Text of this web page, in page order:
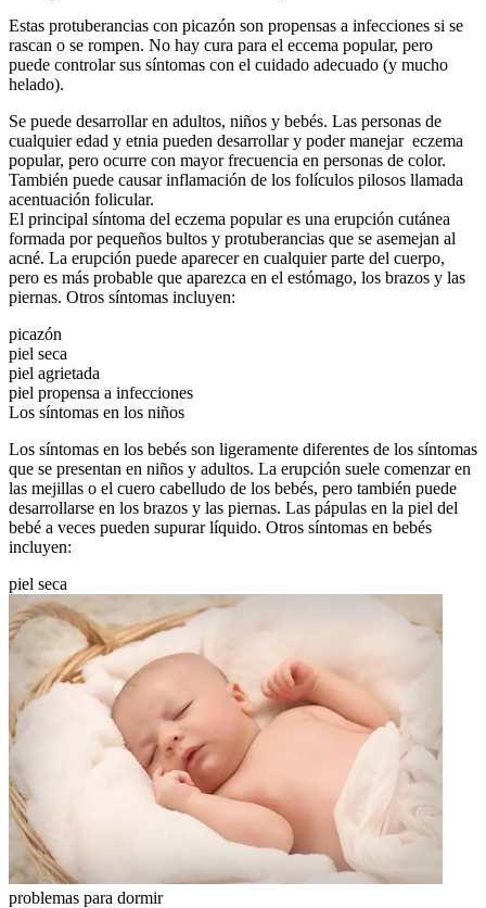
Estas protuberancias con picazón son propensas a infecciones si se
rascan o se rompen. No hay cura para el eccema popular, pero
puede controlar sus síntomas con el cuidado adecuado (y mucho
helado).
Se puede desarrollar en adultos, niños y bebés. Las personas de
cualquier edad y etnia pueden desarrollar y poder manejar eczema
popular, pero ocurre con mayor frecuencia en personas de color.
También puede causar inflamación de los folículos pilosos llamada
acentuación folicular.
El principal síntoma del eczema popular es una erupción cutánea
formada por pequeños bultos y protuberancias que se asemejan al
acné. La erupción puede aparecer en cualquier parte del cuerpo,
pero es más probable que aparezca en el estómago, los brazos y las
piernas. Otros síntomas incluyen:
picazón
piel seca
piel agrietada
piel propensa a infecciones
Los síntomas en los niños
Los síntomas en los bebés son ligeramente diferentes de los síntomas
que se presentan en niños y adultos. La erupción suele comenzar en
las mejillas o el cuero cabelludo de los bebés, pero también puede
desarrollarse en los brazos y las piernas. Las pápulas en la piel del
bebé a veces pueden supurar líquido. Otros síntomas en bebés
incluyen:
piel seca
problemas para dormir